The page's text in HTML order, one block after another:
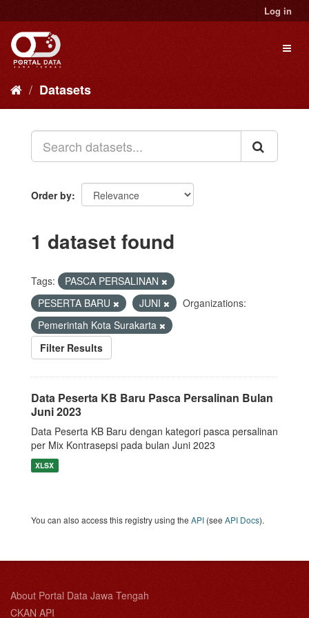
to
content
Log in
Datasets
Order by
1 dataset found
Tags:
PASCA PERSALINAN
PESERTA BARU
JUNI
Organizations:
Pemerintah Kota Surakarta
Filter Results
Data Peserta KB Baru Pasca Persalinan Bulan
Juni 2023
Data Peserta KB Baru dengan kategori pasca persalinan
per Mix Kontrasepsi pada bulan Juni 2023
XLSX
You can also access this registry using the API (see API Docs).
About Portal Data Jawa Tengah
CKAN API